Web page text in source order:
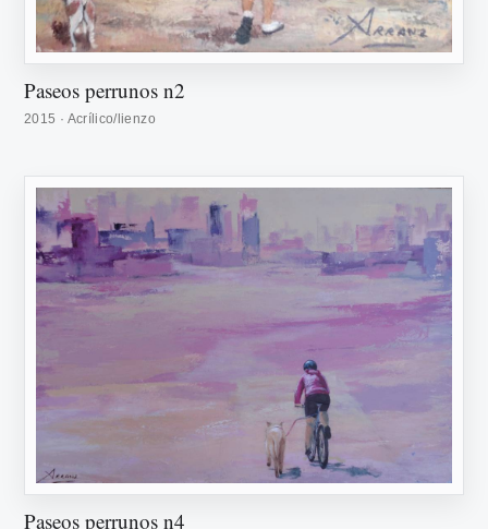
Paseos perrunos n2
2015 · Acrílico/lienzo
Paseos perrunos n4